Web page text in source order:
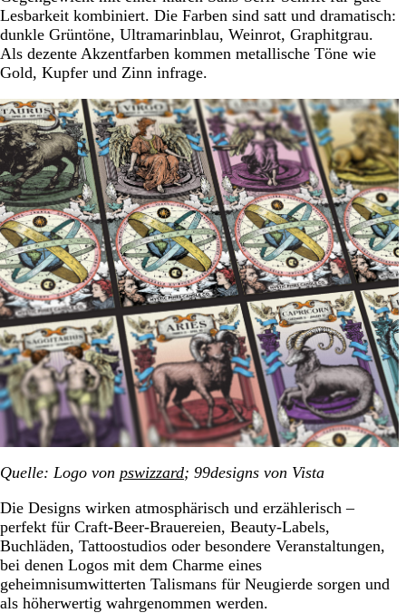
Lesbarkeit kombiniert. Die Farben sind satt und dramatisch:
dunkle Grüntöne, Ultramarinblau, Weinrot, Graphitgrau.
Als dezente Akzentfarben kommen metallische Töne wie
Gold, Kupfer und Zinn infrage.
Quelle: Logo von pswizzard; 99designs von Vista
Die Designs wirken atmosphärisch und erzählerisch –
perfekt für Craft-Beer-Brauereien, Beauty-Labels,
Buchläden, Tattoostudios oder besondere Veranstaltungen,
bei denen Logos mit dem Charme eines
geheimnisumwitterten Talismans für Neugierde sorgen und
als höherwertig wahrgenommen werden.